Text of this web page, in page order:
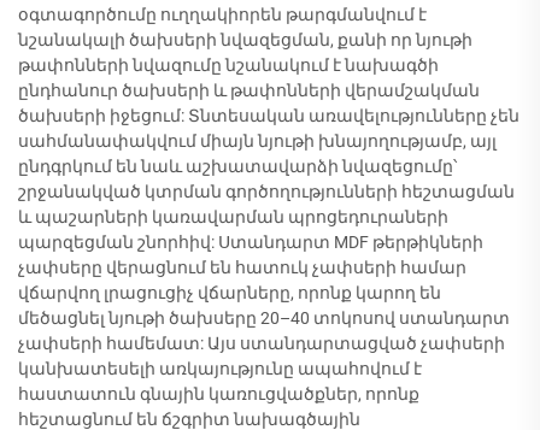
օգտագործումը ուղղակիորեն թարգմանվում է
նշանակալի ծախսերի նվազեցման, քանի որ նյութի
թափոնների նվազումը նշանակում է նախագծի
ընդհանուր ծախսերի և թափոնների վերամշակման
ծախսերի իջեցում: Տնտեսական առավելությունները չեն
սահմանափակվում միայն նյութի խնայողությամբ, այլ
ընդգրկում են նաև աշխատավարձի նվազեցումը՝
շրջանակված կտրման գործողությունների հեշտացման
և պաշարների կառավարման պրոցեդուրաների
պարզեցման շնորհիվ: Ստանդարտ MDF թերթիկների
չափսերը վերացնում են հատուկ չափսերի համար
վճարվող լրացուցիչ վճարները, որոնք կարող են
մեծացնել նյութի ծախսերը 20–40 տոկոսով ստանդարտ
չափսերի համեմատ: Այս ստանդարտացված չափսերի
կանխատեսելի առկայությունը ապահովում է
հաստատուն գնային կառուցվածքներ, որոնք
հեշտացնում են ճշգրիտ նախագծային